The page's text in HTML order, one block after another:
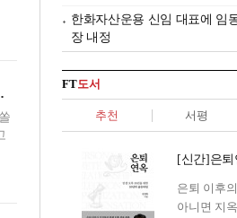
지방선거]
한화자산운용 신임 대표에 임
장 내정
FT도서
추천 서평
은퇴 이후
아니면 지